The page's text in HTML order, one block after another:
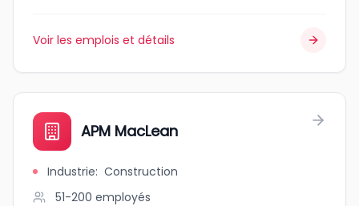
Voir les emplois et détails
APM MacLean
Industrie: Construction
51-200 employés